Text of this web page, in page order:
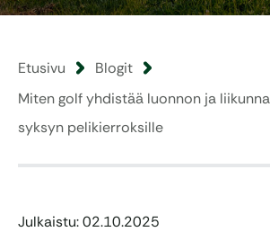
Etusivu
Blogit
Miten golf yhdistää luonnon ja
syksyn pelikierroksille
Julkaistu: 02.10.2025